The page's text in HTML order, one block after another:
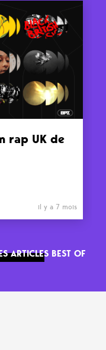
rap UK de
il y a 7 mois
ARTICLES BEST OF